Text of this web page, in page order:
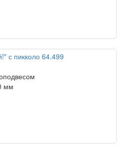
с пикколо 64.499
мм